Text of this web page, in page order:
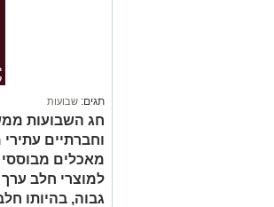
תגים: שבועות
חג השבועות
וחברתיים
מאכלים מבוססי
למוצרי חלב ערך
גבוה, בהיותו